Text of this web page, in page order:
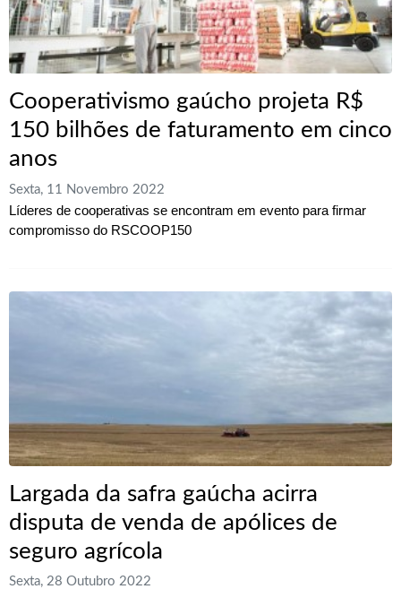
Cooperativismo gaúcho projeta R$
150 bilhões de faturamento em cinco
anos
Sexta, 11 Novembro 2022
Líderes de cooperativas se encontram em evento para firmar
compromisso do RSCOOP150
Largada da safra gaúcha acirra
disputa de venda de apólices de
seguro agrícola
Sexta, 28 Outubro 2022